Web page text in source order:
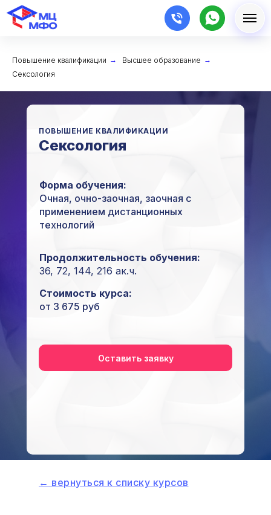
Повышение квалификации → Высшее образование →
Сексология
Сексология
Форма обучения:
Очная, очно-заочная, заочная с
применением дистанционных
технологий
Стоимость курса:
от 3 675 руб
ПОВЫШЕНИЕ КВАЛИФИКАЦИИ
Оставить заявку
Продолжительность обучения:
36, 72, 144, 216 ак.ч.
← вернуться к списку курсов